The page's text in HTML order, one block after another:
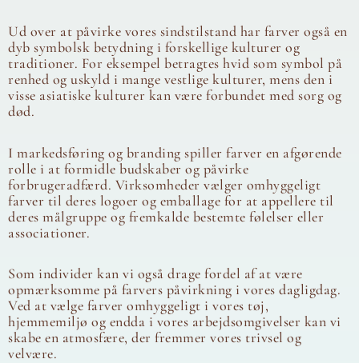
Ud over at påvirke vores sindstilstand har farver også en
dyb symbolsk betydning i forskellige kulturer og
traditioner. For eksempel betragtes hvid som symbol på
renhed og uskyld i mange vestlige kulturer, mens den i
visse asiatiske kulturer kan være forbundet med sorg og
død.
I markedsføring og branding spiller farver en afgørende
rolle i at formidle budskaber og påvirke
forbrugeradfærd. Virksomheder vælger omhyggeligt
farver til deres logoer og emballage for at appellere til
deres målgruppe og fremkalde bestemte følelser eller
associationer.
Som individer kan vi også drage fordel af at være
opmærksomme på farvers påvirkning i vores dagligdag.
Ved at vælge farver omhyggeligt i vores tøj,
hjemmemiljø og endda i vores arbejdsomgivelser kan vi
skabe en atmosfære, der fremmer vores trivsel og
velvære.